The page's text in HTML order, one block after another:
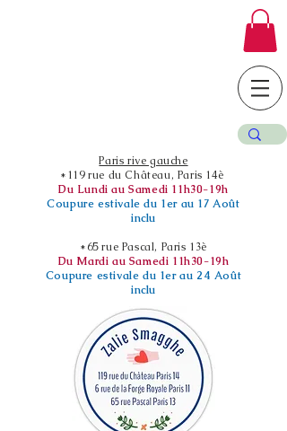
Paris rive gauche
*119 rue du Château, Paris 14è
Du Lundi au Samedi 11h30-19h
Coupure estivale du 1er au 17 Août
inclu
*65 rue Pascal, Paris 13è
Du Mardi au Samedi 11h30-19h
Coupure estivale du 1er au 24 Août
inclu